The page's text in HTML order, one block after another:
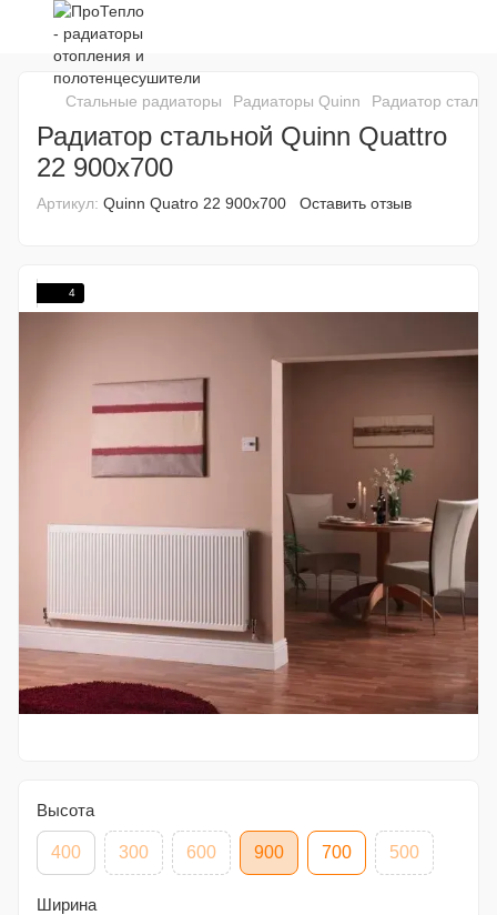
Стальные радиаторы Радиаторы Quinn Радиатор
Радиатор стальной Quinn Quattro
22 900х700
Артикул: Quinn Quatro 22 900x700 Оставить отзыв
4
Высота
400 300 600 900 700 500
Ширина